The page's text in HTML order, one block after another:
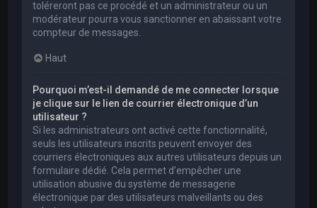
toléreront pas ce procédé et un administrateur ou un
modérateur pourra vous sanctionner en abaissant votre
compteur de messages.
Haut
Pourquoi m’est-il demandé de me connecter lorsque
je clique sur le lien de courrier électronique d’un
utilisateur ?
Si les administrateurs ont activé cette fonctionnalité,
seuls les utilisateurs inscrits peuvent envoyer des
courriers électroniques aux autres utilisateurs depuis un
formulaire dédié. Cela permet d’empêcher une
utilisation abusive du système de messagerie
électronique par des utilisateurs malveillants ou des